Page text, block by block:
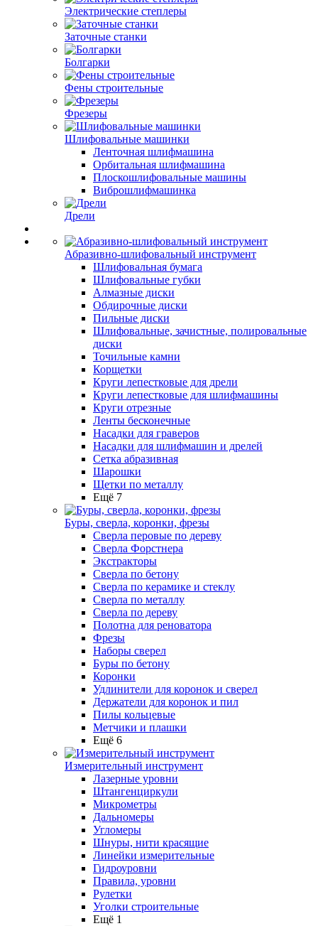
Электрические степлеры
Заточные станки
Болгарки
Фены строительные
Фрезеры
Шлифовальные машинки
Ленточная шлифмашина
Орбитальная шлифмашина
Плоскошлифовальные машины
Виброшлифмашинка
Дрели
Абразивно-шлифовальный инструмент
Шлифовальная бумага
Шлифовальные губки
Алмазные диски
Обдирочные диски
Пильные диски
Шлифовальные, зачистные, полировальные
диски
Точильные камни
Корщетки
Круги лепестковые для дрели
Круги лепестковые для шлифмашины
Круги отрезные
Ленты бесконечные
Насадки для граверов
Насадки для шлифмашин и дрелей
Сетка абразивная
Шарошки
Щетки по металлу
Ещё 7
Буры, сверла, коронки, фрезы
Сверла перовые по дереву
Сверла Форстнера
Экстракторы
Сверла по бетону
Сверла по керамике и стеклу
Сверла по металлу
Сверла по дереву
Полотна для реноватора
Фрезы
Наборы сверел
Буры по бетону
Коронки
Удлинители для коронок и сверел
Держатели для коронок и пил
Пилы кольцевые
Метчики и плашки
Ещё 6
Измерительный инструмент
Лазерные уровни
Штангенциркули
Микрометры
Дальномеры
Угломеры
Шнуры, нити красящие
Линейки измерительные
Гидроуровни
Правила, уровни
Рулетки
Уголки строительные
Ещё 1